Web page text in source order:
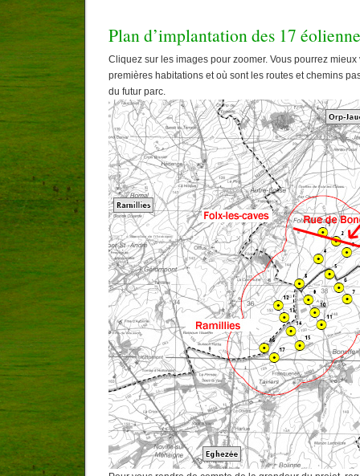
Plan d’implantation des 17
Cliquez sur les images pour zoomer. Vous pourrez
premières habitations et où sont les routes et chemins
du futur parc.